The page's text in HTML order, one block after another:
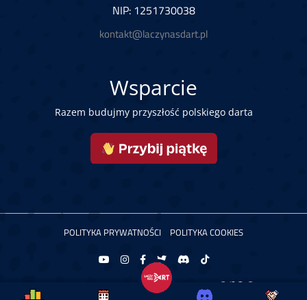
NIP: 1251730038
kontakt@laczynasdart.pl
Wsparcie
Razem budujmy przyszłość polskiego darta
POLITYKA PRYWATNOŚCI POLITYKA COOKIES
Copyright © 2026 Łączy Nas Dart. Powered by